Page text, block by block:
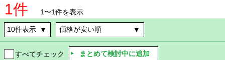
1件 1〜1件を表示
すべてチェック まとめて検討中に追加